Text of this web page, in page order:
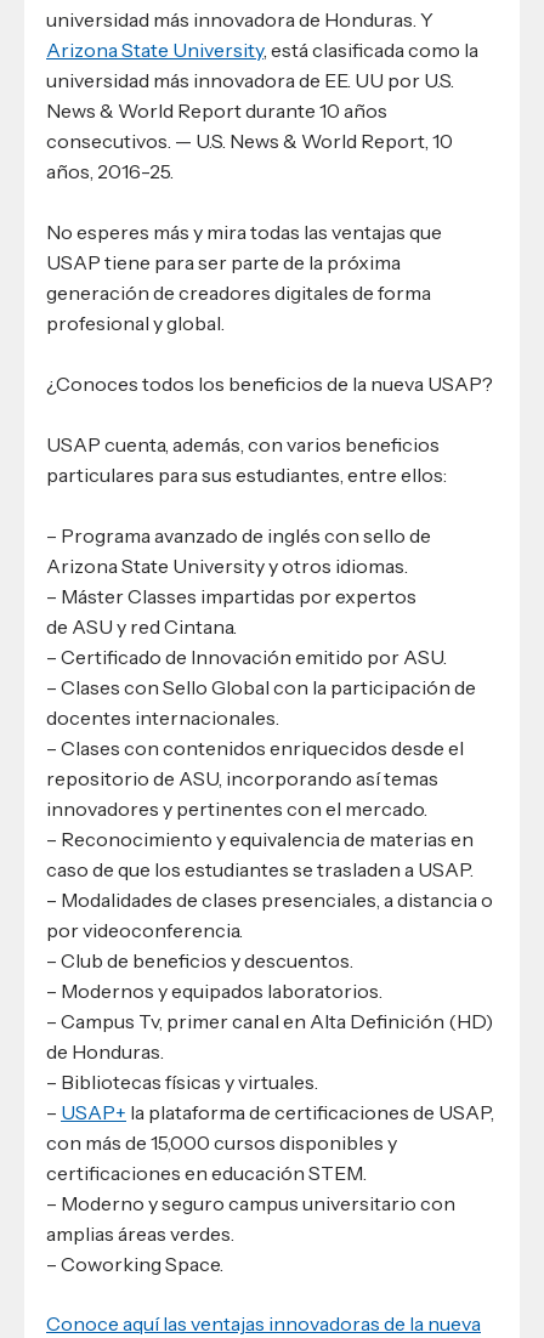
universidad más innovadora de Honduras. Y
Arizona State University, está clasificada como la
universidad más innovadora de EE. UU por U.S.
News & World Report durante 10 años
consecutivos. — U.S. News & World Report, 10
años, 2016-25.
No esperes más y mira todas las ventajas que
USAP tiene para ser parte de la próxima
generación de creadores digitales de forma
profesional y global.
¿Conoces todos los beneficios de la nueva USAP?
USAP cuenta, además, con varios beneficios
particulares para sus estudiantes, entre ellos:
– Programa avanzado de inglés con sello de
Arizona State University y otros idiomas.
– Máster Classes impartidas por expertos
de ASU y red Cintana.
– Certificado de Innovación emitido por ASU.
– Clases con Sello Global con la participación de
docentes internacionales.
– Clases con contenidos enriquecidos desde el
repositorio de ASU, incorporando así temas
innovadores y pertinentes con el mercado.
– Reconocimiento y equivalencia de materias en
caso de que los estudiantes se trasladen a USAP.
– Modalidades de clases presenciales, a distancia o
por videoconferencia.
– Club de beneficios y descuentos.
– Modernos y equipados laboratorios.
– Campus Tv, primer canal en Alta Definición (HD)
de Honduras.
– Bibliotecas físicas y virtuales.
– USAP+ la plataforma de certificaciones de USAP,
con más de 15,000 cursos disponibles y
certificaciones en educación STEM.
– Moderno y seguro campus universitario con
amplias áreas verdes.
– Coworking Space.
Conoce aquí las ventajas innovadoras de la nueva